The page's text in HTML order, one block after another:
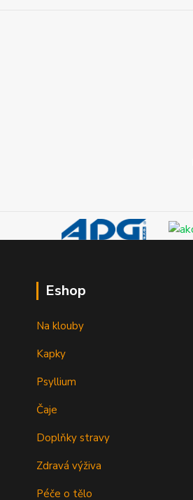
Eshop
Na klouby
Kapky
Psyllium
Čaje
Doplňky stravy
Zdravá výživa
Péče o tělo